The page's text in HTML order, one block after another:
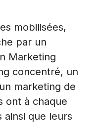
mobilisées,
par un
Marketing
concentré, un
marketing de
ont à chaque
ainsi que leurs